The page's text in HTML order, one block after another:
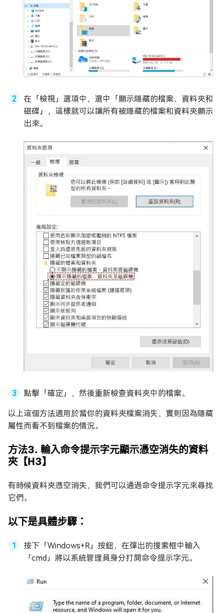
在「檢視」選項中，選中「顯示隱藏的檔案、資料夾和
磁碟」，這樣就可以讓所有被隱藏的檔案和資料夾顯示
出來。
點擊「確定」，然後重新檢查資料夾中的檔案。
以上這個方法適用於當你的資料夾檔案消失，實則因為隱藏
屬性而看不到檔案的情況。
方法3. 輸入命令提示字元顯示憑空消失的資料
夾【H3】
有時候資料夾憑空消失，我們可以通過命令提示字元來尋找
它們。
以下是具體步驟：
按下「Windows+R」按鈕，在彈出的搜索框中輸入
「cmd」將以系統管理員身分打開命令提示字元。